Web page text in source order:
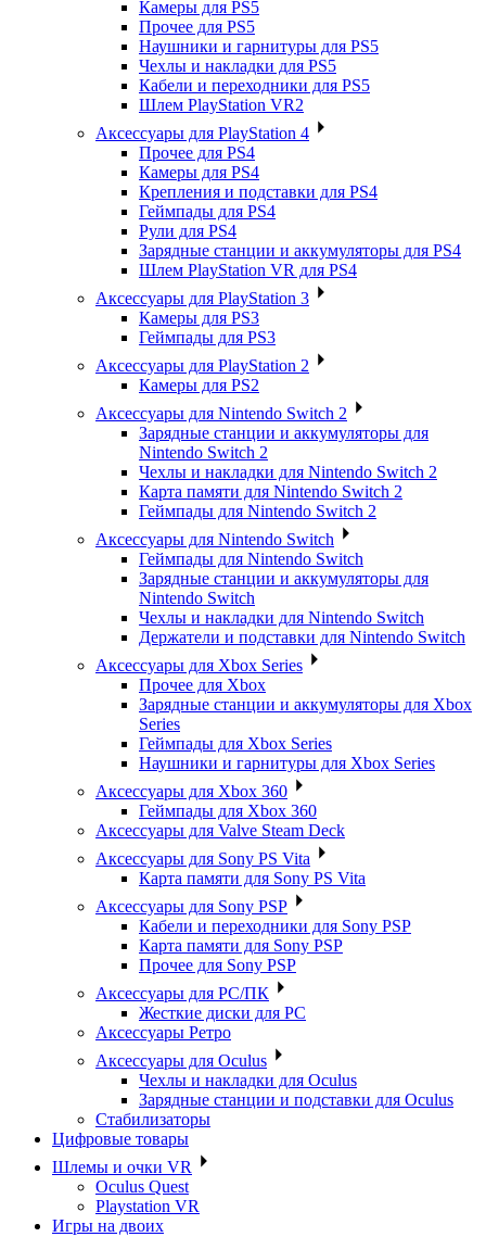
Камеры для PS5
Прочее для PS5
Наушники и гарнитуры для PS5
Чехлы и накладки для PS5
Кабели и переходники для PS5
Шлем PlayStation VR2
Аксессуары для PlayStation 4
Прочее для PS4
Камеры для PS4
Крепления и подставки для PS4
Геймпады для PS4
Рули для PS4
Зарядные станции и аккумуляторы для PS4
Шлем PlayStation VR для PS4
Аксессуары для PlayStation 3
Камеры для PS3
Геймпады для PS3
Аксессуары для PlayStation 2
Камеры для PS2
Аксессуары для Nintendo Switch 2
Зарядные станции и аккумуляторы для
Nintendo Switch 2
Чехлы и накладки для Nintendo Switch 2
Карта памяти для Nintendo Switch 2
Геймпады для Nintendo Switch 2
Аксессуары для Nintendo Switch
Геймпады для Nintendo Switch
Зарядные станции и аккумуляторы для
Nintendo Switch
Чехлы и накладки для Nintendo Switch
Держатели и подставки для Nintendo Switch
Аксессуары для Xbox Series
Прочее для Xbox
Зарядные станции и аккумуляторы для Xbox
Series
Геймпады для Xbox Series
Наушники и гарнитуры для Xbox Series
Аксессуары для Xbox 360
Геймпады для Xbox 360
Аксессуары для Valve Steam Deck
Аксессуары для Sony PS Vita
Карта памяти для Sony PS Vita
Аксессуары для Sony PSP
Кабели и переходники для Sony PSP
Карта памяти для Sony PSP
Прочее для Sony PSP
Аксессуары для PC/ПК
Жесткие диски для PC
Аксессуары Ретро
Аксессуары для Oculus
Чехлы и накладки для Oculus
Зарядные станции и подставки для Oculus
Стабилизаторы
Цифровые товары
Шлемы и очки VR
Oculus Quest
Playstation VR
Игры на двоих